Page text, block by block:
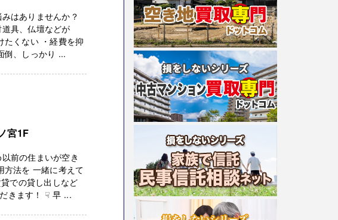
はありませんか？
具、仏壇などが
たくない ・経費を抑
倒、しっかり ...
宮1F
前の住まいが空き
方法を 一緒に考えて
での貸し出しなど
きます！ ☟ 早 ...